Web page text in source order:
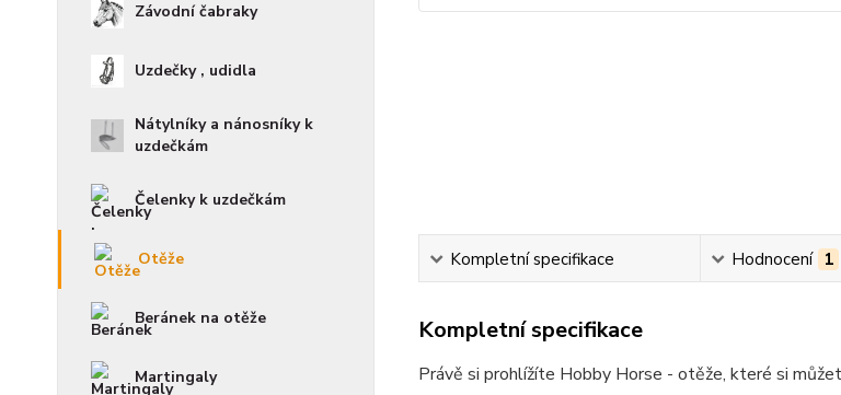
Závodní čabraky
Uzdečky , udidla
Nátylníky a nánosníky k
uzdečkám
Čelenky k uzdečkám
Otěže
Beránek na otěže
Martingaly
Kompletní specifikace Hodnocení 1
Kompletní specifikace
Právě si prohlížíte Hobby Horse - otěže, které si